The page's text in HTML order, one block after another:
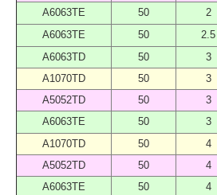
A6063TE
50 2
A6063TE
50 2.5
A6063TD
50 3
A1070TD
50 3
A5052TD
50 3
A6063TE
50 3
A1070TD
50 4
A5052TD
50 4
A6063TE
50 4